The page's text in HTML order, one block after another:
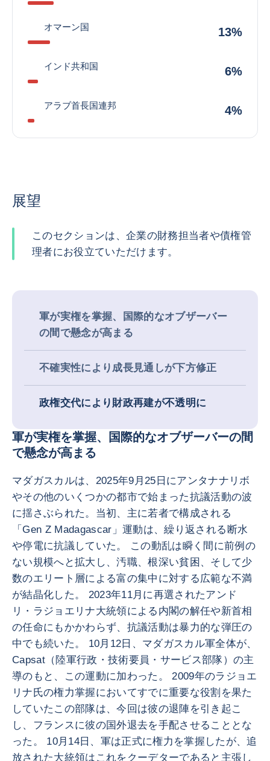
オマーン国 13%
インド共和国 6%
アラブ首長国連邦 4%
展望
このセクションは、企業の財務担当者や債権管
理者にお役立ていただけます。
軍が実権を掌握、国際的なオブザーバー
の間で懸念が高まる
不確実性により成長見通しが下方修正
政権交代により財政再建が不透明に
軍が実権を掌握、国際的なオブザーバーの間
で懸念が高まる
マダガスカルは、2025年9月25日にアンタナナリボ
やその他のいくつかの都市で始まった抗議活動の波
に揺さぶられた。当初、主に若者で構成される
「Gen Z Madagascar」運動は、繰り返される断水
や停電に抗議していた。 この動乱は瞬く間に前例の
ない規模へと拡大し、汚職、根深い貧困、そして少
数のエリート層による富の集中に対する広範な不満
が結晶化した。 2023年11月に再選されたアンド
リ・ラジョエリナ大統領による内閣の解任や新首相
の任命にもかかわらず、抗議活動は暴力的な弾圧の
中でも続いた。 10月12日、マダガスカル軍全体が、
Capsat（陸軍行政・技術要員・サービス部隊）の主
導のもと、この運動に加わった。 2009年のラジョエ
リナ氏の権力掌握においてすでに重要な役割を果た
していたこの部隊は、今回は彼の退陣を引き起こ
し、フランスに彼の国外退去を手配させることとな
った。 10月14日、軍は正式に権力を掌握したが、追
放された大統領はこれをクーデターであると主張し